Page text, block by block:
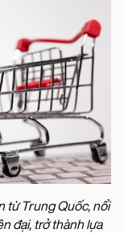
từ Trung Quốc, nổi
đại, trở thành lựa